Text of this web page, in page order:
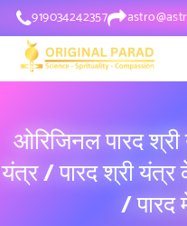
919034242357
ओरिजिनल पारद
यंत्र / पारद श्री
/ पारद